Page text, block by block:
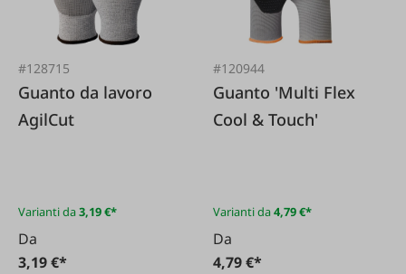
#128715
Guanto da lavoro
AgilCut
Varianti da3,19 €*
Da
3,19 €*
#120944
Guanto 'Multi Flex
Cool & Touch'
Varianti da4,79 €*
Da
4,79 €*